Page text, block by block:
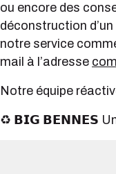
ou encore des
déconstruction
notre service
mail à l’adresse
Notre équipe
♻️ 𝗕𝗜𝗚 𝗕𝗘𝗡𝗡𝗘𝗦